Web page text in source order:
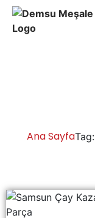
Ana SayfaTag: